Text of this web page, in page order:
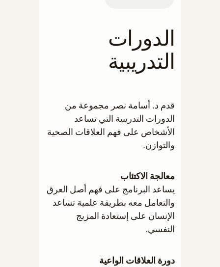
الدورات
التدريبية
قدم د. أسامة نصر مجموعة من
الدورات التدريبية التي تساعد
الأشخاص على فهم العلاقات الصحية
والتوازن.
معالجة الاكتئاب
يساعد البرنامج على فهم أصل العرق
والتعامل معه بطريقة علمية تساعد
الإنسان على إستعادة المزيج
النفسي.
دورة العلاقات الواعية